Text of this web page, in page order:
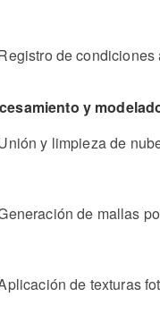
de condiciones
y
y limpieza de
de mallas
de texturas